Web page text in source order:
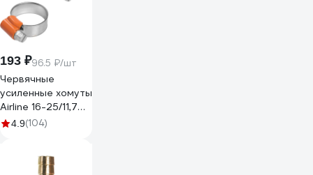
193 ₽96.5 ₽/шт
Червячные
усиленные хомуты
Airline 16-25/11,7
мм, W1 оцинк.,
4.9(104)